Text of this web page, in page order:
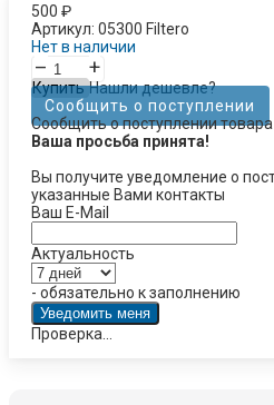
500 ₽
Артикул: 05300 Filtero
Нет в наличии
– +
Купить Нашли дешевле?
Сообщить о поступлении
Сообщить о поступлении товара
Ваша просьба принята!
Вы получите уведомление о
указанные Вами контакты
Ваш E-Mail
Актуальность
- обязательно к заполнению
Проверка...